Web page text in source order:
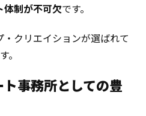
体制が不可欠です。
クリエイションが選ばれて
。
事務所としての豊